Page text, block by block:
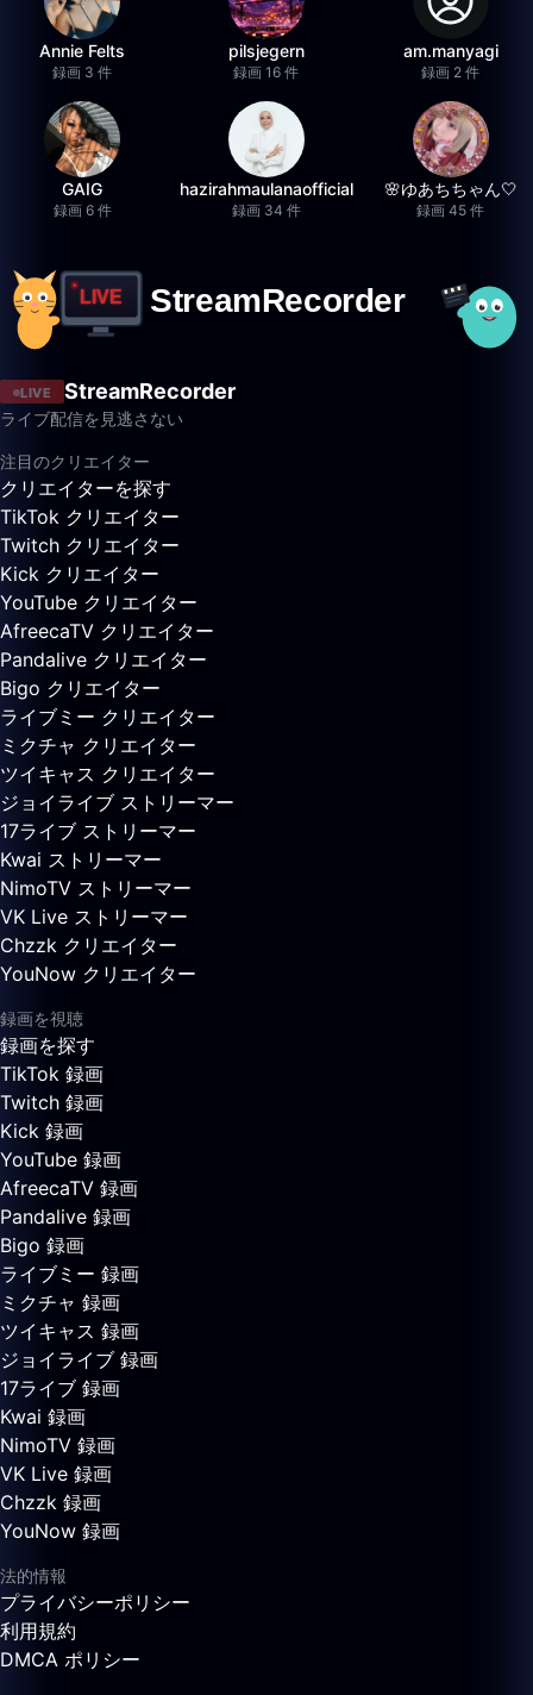
Annie Felts
録画 3 件
pilsjegern
録画 16 件
am.manyagi
録画 2 件
GAIG
録画 6 件
hazirahmaulanaofficial
録画 34 件
🌸ゆあちちゃん🤍
録画 45 件
LIVE StreamRecorder
ライブ配信を見逃さない
注目のクリエイター
クリエイターを探す
TikTok クリエイター
Twitch クリエイター
Kick クリエイター
YouTube クリエイター
AfreecaTV クリエイター
Pandalive クリエイター
Bigo クリエイター
ライブミー クリエイター
ミクチャ クリエイター
ツイキャス クリエイター
ジョイライブ ストリーマー
17ライブ ストリーマー
Kwai ストリーマー
NimoTV ストリーマー
VK Live ストリーマー
Chzzk クリエイター
YouNow クリエイター
録画を視聴
録画を探す
TikTok 録画
Twitch 録画
Kick 録画
YouTube 録画
AfreecaTV 録画
Pandalive 録画
Bigo 録画
ライブミー 録画
ミクチャ 録画
ツイキャス 録画
ジョイライブ 録画
17ライブ 録画
Kwai 録画
NimoTV 録画
VK Live 録画
Chzzk 録画
YouNow 録画
法的情報
プライバシーポリシー
利用規約
DMCA ポリシー